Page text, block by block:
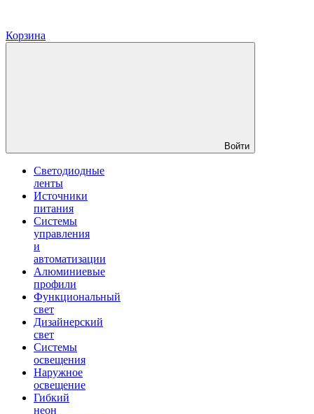
Корзина
Войти
Светодиодные
ленты
Источники
питания
Системы
управления
и
автоматизации
Алюминиевые
профили
Функциональный
свет
Дизайнерский
свет
Системы
освещения
Наружное
освещение
Гибкий
неон